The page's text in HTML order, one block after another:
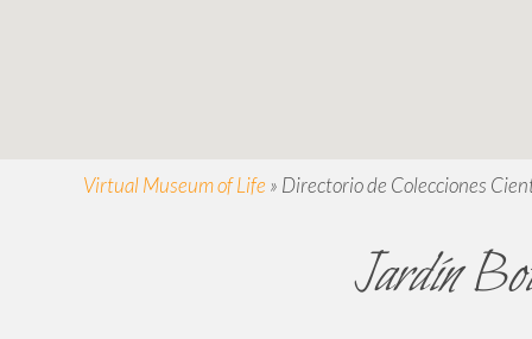
Virtual Museum of Life » Directorio de Colecciones
Jardín